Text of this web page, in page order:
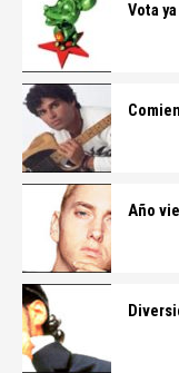
Vota
Año